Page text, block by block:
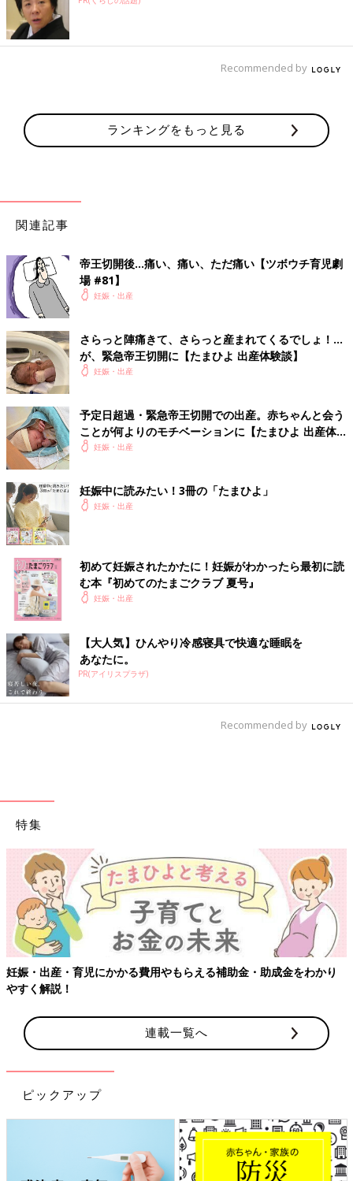
Recommended by
ランキングをもっと見る
関連記事
帝王切開後…痛い、痛い、ただ痛い【ツボウチ育児劇
場 #81】
妊娠・出産
さらっと陣痛きて、さらっと産まれてくるでしょ！…
が、緊急帝王切開に【たまひよ 出産体験談】
妊娠・出産
予定日超過・緊急帝王切開での出産。赤ちゃんと会う
ことが何よりのモチベーションに【たまひよ 出産体
験談】妊娠・出産
妊娠中に読みたい！3冊の「たまひよ」
妊娠・出産
初めて妊娠されたかたに！妊娠がわかったら最初に読
む本『初めてのたまごクラブ 夏号』
妊娠・出産
【大人気】ひんやり冷感寝具で快適な睡眠を
あなたに。
PR(アイリスプラザ)
Recommended by
特集
【ワクチン接種できるものも】妊婦の感染症対策、知っておいて！
連載一覧へ
ピックアップ